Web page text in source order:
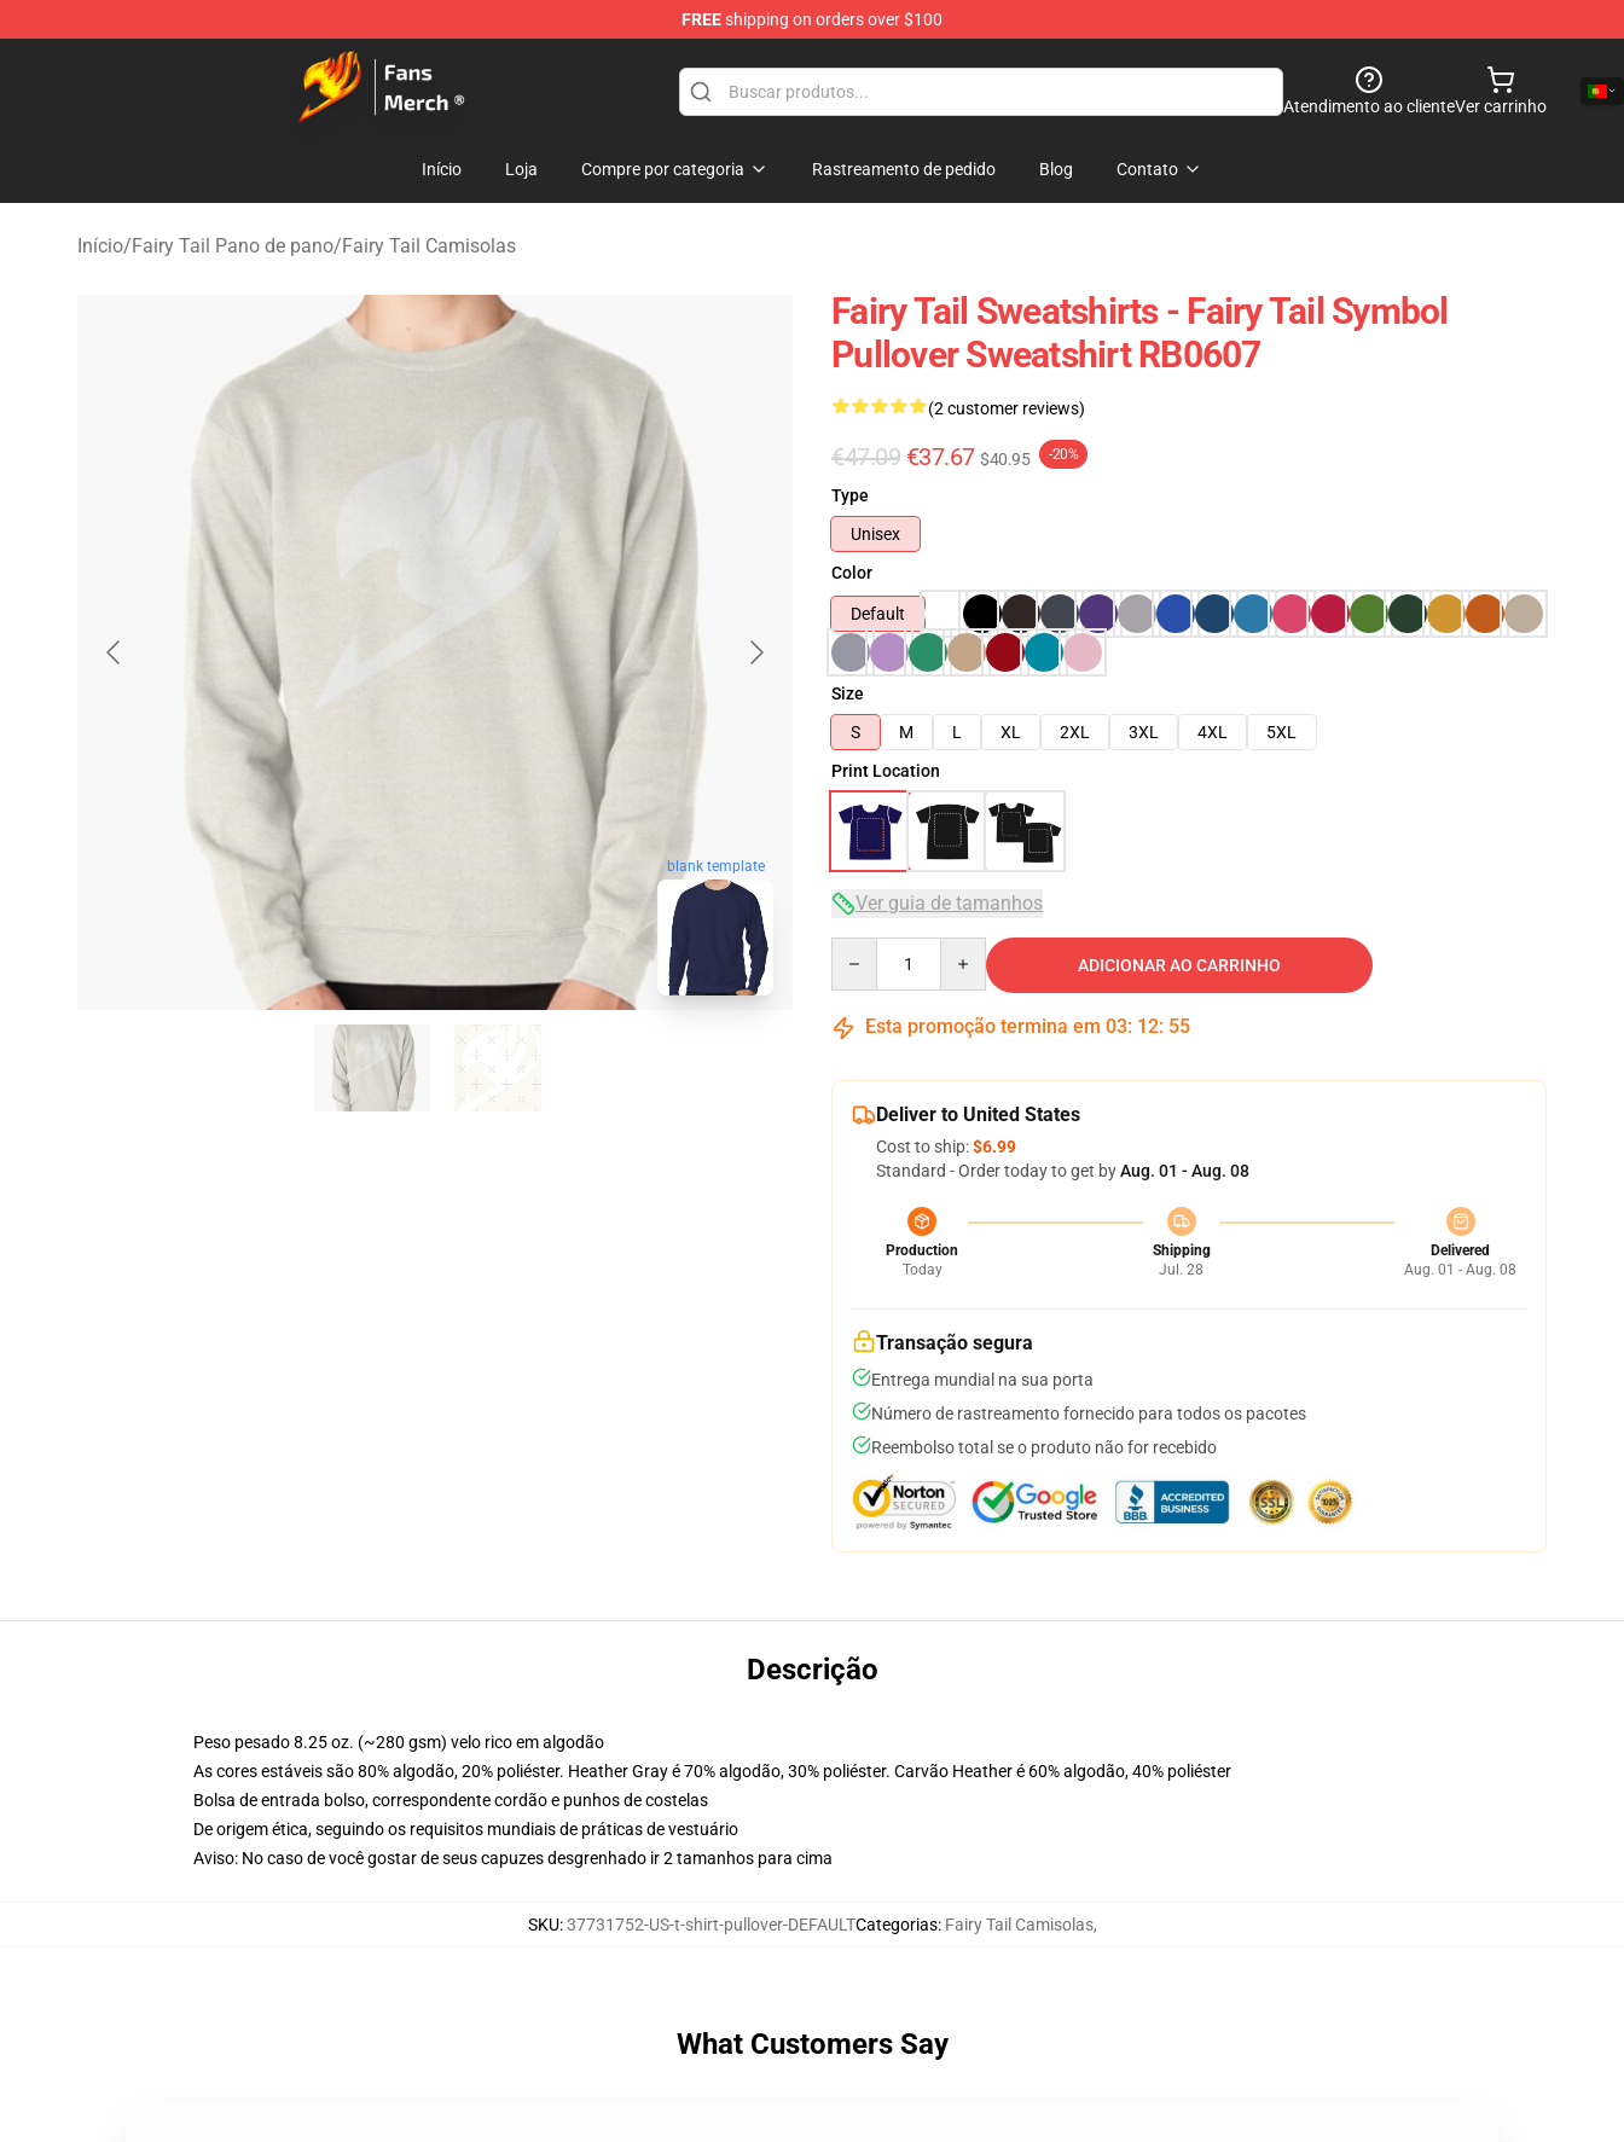
FREEshipping on orders over $100
Fairy Tail Store - Official Fairy Tail Merchandise Shop
Atendimento ao clienteVer carrinho
Início Loja Compre por categoria Rastreamento de pedido Blog Contato
Início/Fairy Tail Pano de pano/Fairy Tail Camisolas
blank template
Fairy Tail Sweatshirts - Fairy Tail Symbol
Pullover Sweatshirt RB0607
(2 customer reviews)
€47.09 €37.67 $40.95 -20%
Type
Unisex
Color
Default
Size
S
M L XL 2XL 3XL 4XL
5XL
Print Location
Ver guia de tamanhos
ADICIONAR AO CARRINHO
Esta promoção termina em 03: 12: 54
Deliver to United States
Cost to ship:$6.99
Standard - Order today to get byAug. 01 - Aug. 08
Production
Today
Shipping
Jul. 28
Delivered
Aug. 01 - Aug. 08
Transação segura
Entrega mundial na sua porta
Número de rastreamento fornecido para todos os pacotes
Reembolso total se o produto não for recebido
Descrição
Peso pesado 8.25 oz. (~280 gsm) velo rico em algodão
As cores estáveis são 80% algodão, 20% poliéster. Heather Gray é 70% algodão, 30% poliéster. Carvão Heather é 60% algodão, 40% poliéster
Bolsa de entrada bolso, correspondente cordão e punhos de costelas
De origem ética, seguindo os requisitos mundiais de práticas de vestuário
Aviso: No caso de você gostar de seus capuzes desgrenhado ir 2 tamanhos para cima
SKU:37731752-US-t-shirt-pullover-DEFAULTCategorias: Fairy Tail Camisolas,
What Customers Say